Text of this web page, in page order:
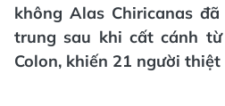
không Alas Chiricanas
trung sau khi cất cánh
Colon, khiến 21 người thiệt